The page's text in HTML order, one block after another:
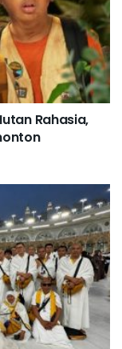
Rahasia,